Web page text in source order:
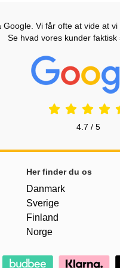
Vi får ofte at vide at
Se hvad vores kunder faktisk
Prisjakt
4.7 / 5
Her finder du os
Danmark
Sverige
Finland
Norge